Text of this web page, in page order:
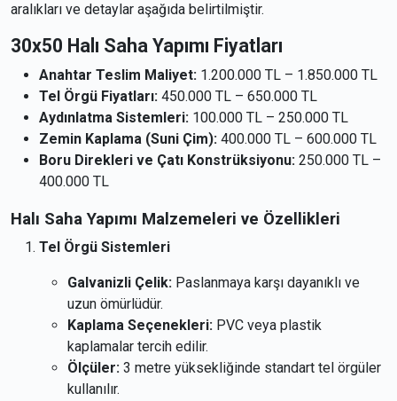
aralıkları ve detaylar aşağıda belirtilmiştir.
30x50 Halı Saha Yapımı Fiyatları
Anahtar Teslim Maliyet: 1.200.000 TL – 1.850.000 TL
Tel Örgü Fiyatları: 450.000 TL – 650.000 TL
Aydınlatma Sistemleri: 100.000 TL – 250.000 TL
Zemin Kaplama (Suni Çim): 400.000 TL – 600.000 TL
Boru Direkleri ve Çatı Konstrüksiyonu: 250.000 TL –
400.000 TL
Halı Saha Yapımı Malzemeleri ve Özellikleri
Tel Örgü Sistemleri
Galvanizli Çelik: Paslanmaya karşı dayanıklı ve
uzun ömürlüdür.
Kaplama Seçenekleri: PVC veya plastik
kaplamalar tercih edilir.
Ölçüler: 3 metre yüksekliğinde standart tel örgüler
kullanılır.